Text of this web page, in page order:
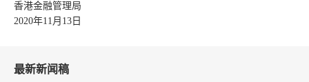
香港金融管理局
2020年11月13日
最新新闻稿